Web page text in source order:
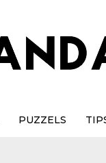
PUZZELS